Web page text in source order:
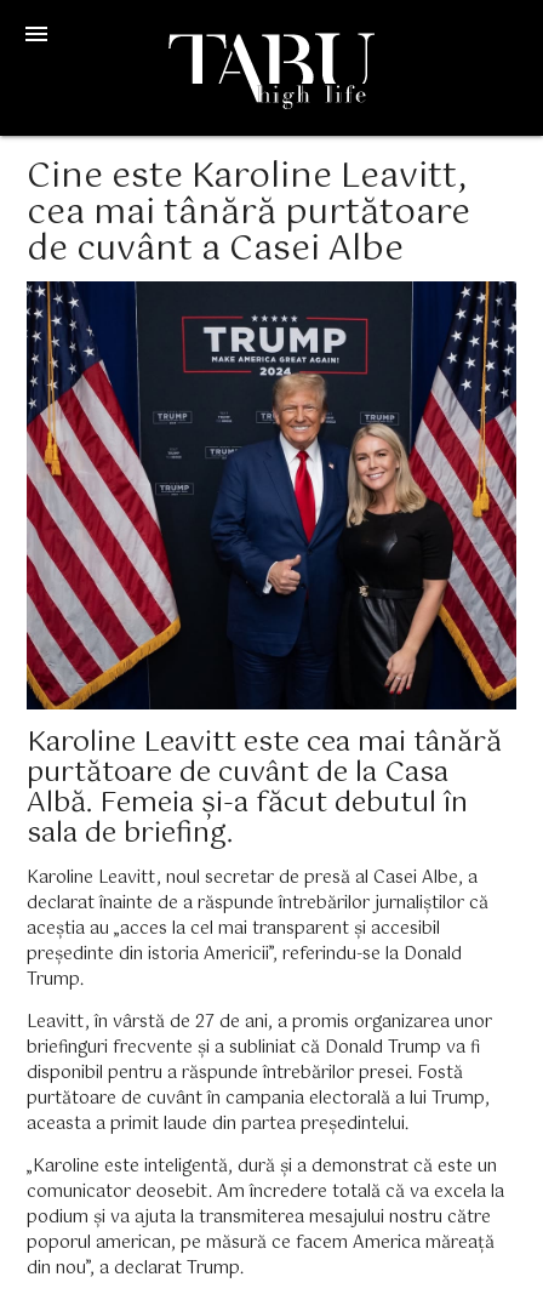
menu
Cine este Karoline Leavitt,
cea mai tânără purtătoare
de cuvânt a Casei Albe
Karoline Leavitt este cea mai tânără
purtătoare de cuvânt de la Casa
Albă. Femeia și-a făcut debutul în
sala de briefing.
Karoline Leavitt, noul secretar de presă al Casei Albe, a
declarat înainte de a răspunde întrebărilor jurnaliștilor că
aceștia au „acces la cel mai transparent și accesibil
președinte din istoria Americii”, referindu-se la Donald
Trump.
Leavitt, în vârstă de 27 de ani, a promis organizarea unor
briefinguri frecvente și a subliniat că Donald Trump va fi
disponibil pentru a răspunde întrebărilor presei. Fostă
purtătoare de cuvânt în campania electorală a lui Trump,
aceasta a primit laude din partea președintelui.
„Karoline este inteligentă, dură și a demonstrat că este un
comunicator deosebit. Am încredere totală că va excela la
podium și va ajuta la transmiterea mesajului nostru către
poporul american, pe măsură ce facem America măreață
din nou”, a declarat Trump.